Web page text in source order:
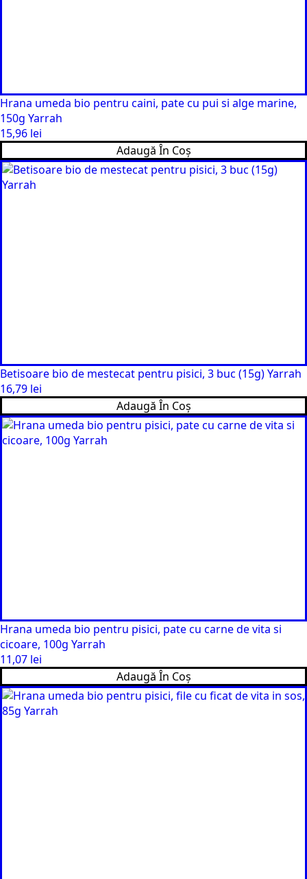
Hrana umeda bio pentru caini, pate cu pui si alge marine,
150g Yarrah
15,96 lei
Adaugă În Coș
Betisoare bio de mestecat pentru pisici, 3 buc (15g) Yarrah
16,79 lei
Adaugă În Coș
Hrana umeda bio pentru pisici, pate cu carne de vita si
cicoare, 100g Yarrah
11,07 lei
Adaugă În Coș